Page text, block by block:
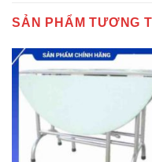
SẢN PHẨM TƯƠNG